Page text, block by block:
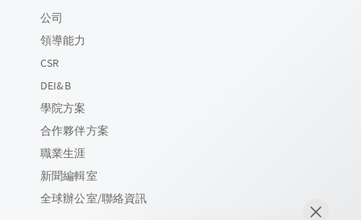
公司
領導能力
CSR
DEI&B
學院方案
合作夥伴方案
職業生涯
新聞編輯室
全球辦公室/聯絡資訊